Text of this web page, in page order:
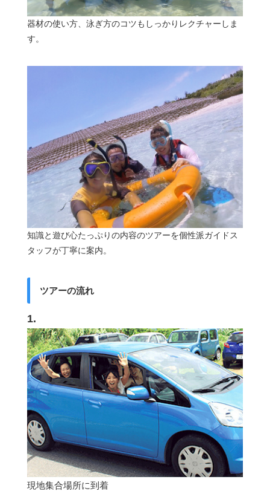
器材の使い方、泳ぎ方のコツもしっかりレクチャーしま
す。
知識と遊び心たっぷりの内容のツアーを個性派ガイドス
タッフが丁寧に案内。
ツアーの流れ
1.
現地集合場所に到着